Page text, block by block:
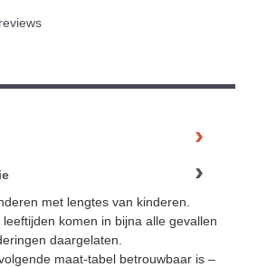
met lengtes van kinderen.
komen in bijna alle gevallen
daargelaten.
maat-tabel betrouwbaar is –